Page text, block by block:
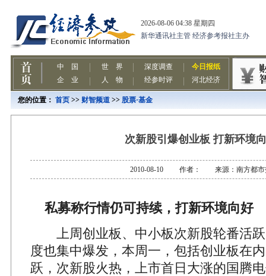
您的位置： 首页 >> 财智频道 >> 股票·基金
次新股引爆创业板 打新环境
2010-08-10 作者： 来源：南方都市
私募称行情仍可持续，打新环境向好
上周创业板、中小板次新股轮番活跃
度也集中爆发，本周一，包括创业板在
跃，次新股火热，上市首日大涨的国腾